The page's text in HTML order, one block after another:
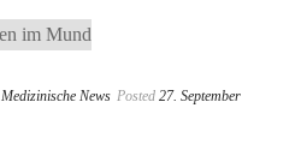
Medizinische News Posted 27. September